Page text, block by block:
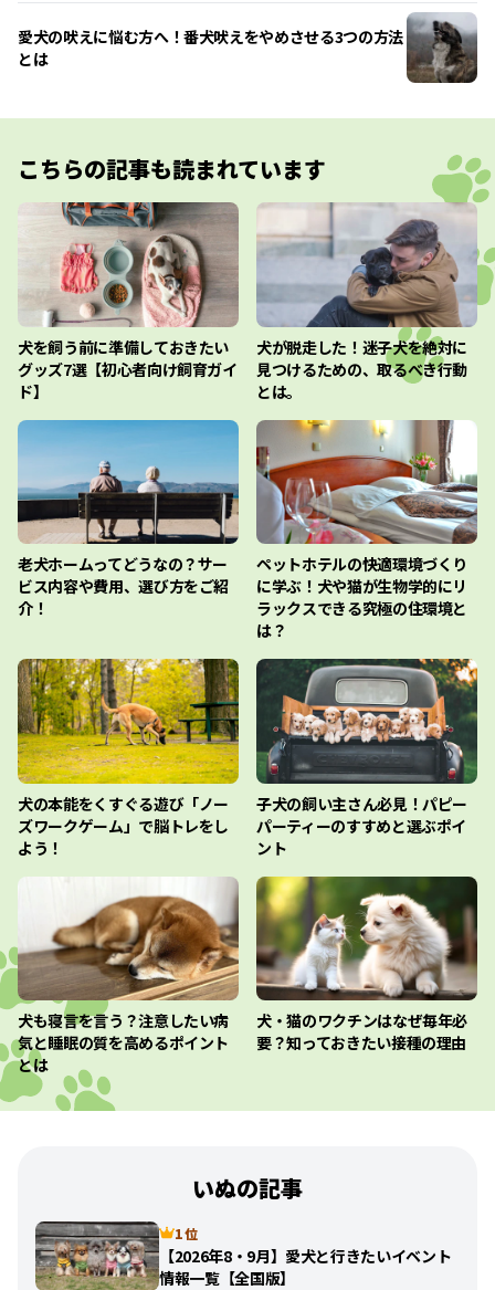
愛犬の吠えに悩む方へ！番犬吠えをやめさせる3つの方法
とは
こちらの記事も読まれています
犬を飼う前に準備しておきたい
グッズ7選【初心者向け飼育ガイ
ド】
犬が脱走した！迷子犬を絶対に
見つけるための、取るべき行動
とは。
老犬ホームってどうなの？サー
ビス内容や費用、選び方をご紹
介！
ペットホテルの快適環境づくり
に学ぶ！犬や猫が生物学的にリ
ラックスできる究極の住環境と
は？
犬の本能をくすぐる遊び「ノー
ズワークゲーム」で脳トレをし
よう！
子犬の飼い主さん必見！パピー
パーティーのすすめと選ぶポイ
ント
犬も寝言を言う？注意したい病
気と睡眠の質を高めるポイント
とは
犬・猫のワクチンはなぜ毎年必
要？知っておきたい接種の理由
いぬの記事
1 位
【2026年8・9月】愛犬と行きたいイベント
情報一覧【全国版】